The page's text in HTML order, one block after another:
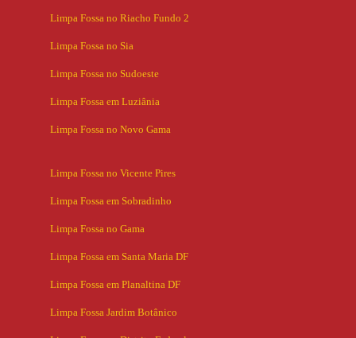
Limpa Fossa no Riacho Fundo 2
Limpa Fossa no Sia
Limpa Fossa no Sudoeste
Limpa Fossa em Luziânia
Limpa Fossa no Novo Gama
Limpa Fossa no Vicente Pires
Limpa Fossa em Sobradinho
Limpa Fossa no Gama
Limpa Fossa em Santa Maria DF
Limpa Fossa em Planaltina DF
Limpa Fossa Jardim Botânico